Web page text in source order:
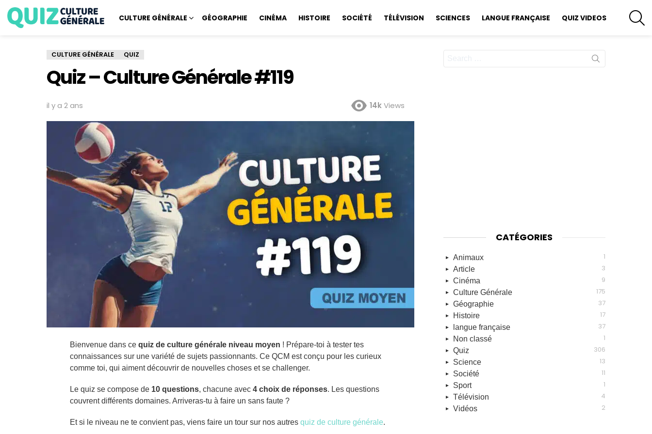
CULTURE GÉNÉRALE GÉOGRAPHIE CINÉMA HISTOIRE SOCIÉTÉ TÉLÉVISION SCIENCES LANGUE FRANÇAISE QUIZ VIDEOS
CULTURE GÉNÉRALE QUIZ
Quiz – Culture Générale #119
il y a 2 ans 14kViews
Bienvenue dans ce quiz de culture générale niveau moyen ! Prépare-toi à tester tes
connaissances sur une variété de sujets passionnants. Ce QCM est conçu pour les curieux
comme toi, qui aiment découvrir de nouvelles choses et se challenger.
Le quiz se compose de 10 questions, chacune avec 4 choix de réponses. Les questions
couvrent différents domaines. Arriveras-tu à faire un sans faute ?
Et si le niveau ne te convient pas, viens faire un tour sur nos autres quiz de culture générale.
Search
CATÉGORIES
Animaux 1
Article 3
Cinéma 9
Culture Générale 175
Géographie 37
Histoire 17
langue française 37
Non classé 1
Quiz 306
Science 13
Société 11
Sport 1
Télévision 4
Vidéos 2